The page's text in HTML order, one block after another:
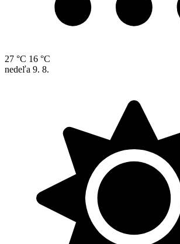
27 °C 16 °C
nedeľa 9. 8.